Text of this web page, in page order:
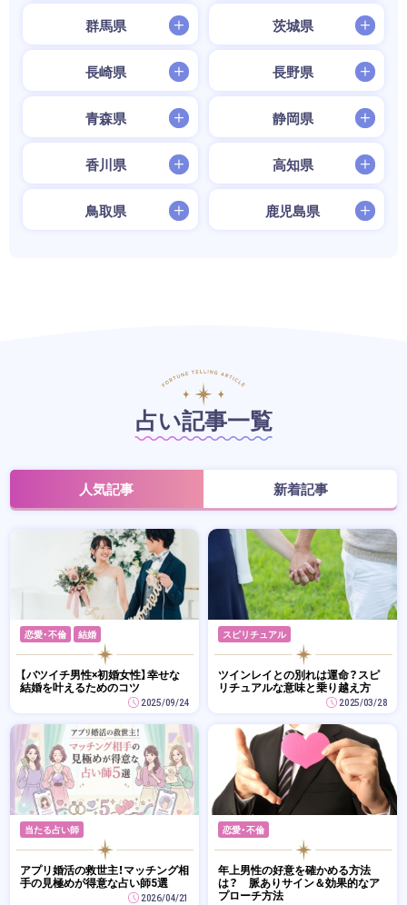
群馬県 茨城県
長崎県 長野県
青森県 静岡県
香川県 高知県
鳥取県 鹿児島県
占い記事一覧
人気記事 新着記事
恋愛・不倫 結婚
【バツイチ男性×初婚女性】幸せな
結婚を叶えるためのコツ
2025/09/24
スピリチュアル
ツインレイとの別れは運命？スピ
リチュアルな意味と乗り越え方
2025/03/28
当たる占い師
アプリ婚活の救世主！マッチング相
手の見極めが得意な占い師5選
2026/04/21
恋愛・不倫
年上男性の好意を確かめる方法
は？ 脈ありサイン＆効果的なア
プローチ方法